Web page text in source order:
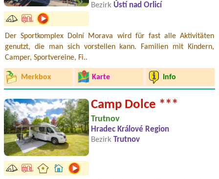
Bezirk Ústí nad Orlicí
Der Sportkomplex Dolní Morava wird für fast alle Aktivitäten
genutzt, die man sich vorstellen kann. Familien mit Kindern,
Camper, Sportvereine, Fi..
Merkbox Karte Info
Camp Dolce ***
Trutnov
Hradec Králové Region
Bezirk
Trutnov